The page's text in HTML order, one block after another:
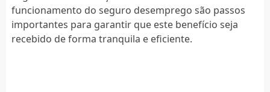
funcionamento do seguro desemprego são passos
importantes para garantir que este benefício seja
recebido de forma tranquila e eficiente.